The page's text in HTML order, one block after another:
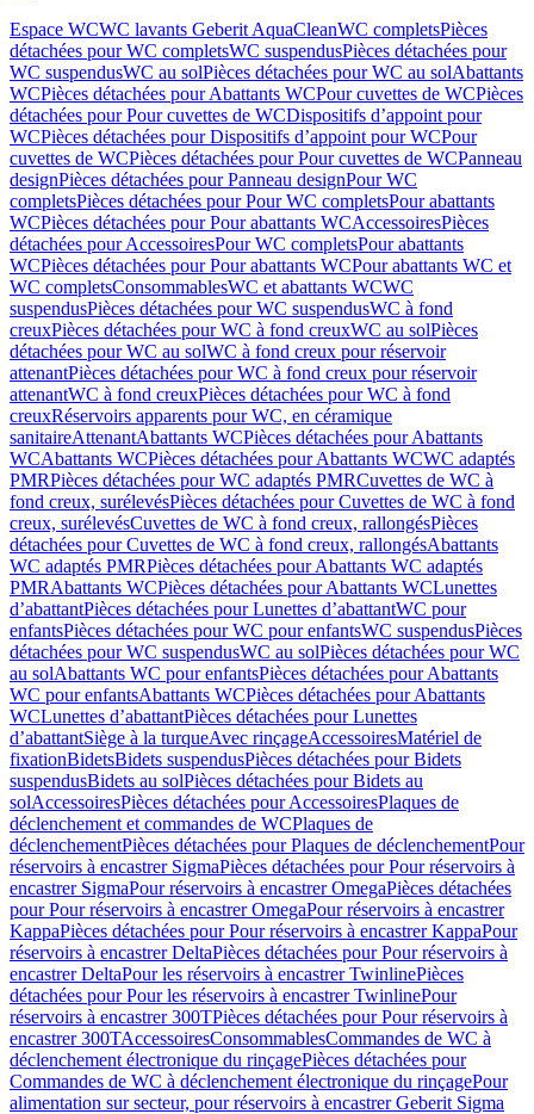
Espace WCWC lavants Geberit AquaCleanWC completsPièces
détachées pour WC completsWC suspendusPièces détachées pour
WC suspendusWC au solPièces détachées pour WC au solAbattants
WCPièces détachées pour Abattants WCPour cuvettes de WCPièces
détachées pour Pour cuvettes de WCDispositifs d’appoint pour
WCPièces détachées pour Dispositifs d’appoint pour WCPour
cuvettes de WCPièces détachées pour Pour cuvettes de WCPanneau
designPièces détachées pour Panneau designPour WC
completsPièces détachées pour Pour WC completsPour abattants
WCPièces détachées pour Pour abattants WCAccessoiresPièces
détachées pour AccessoiresPour WC completsPour abattants
WCPièces détachées pour Pour abattants WCPour abattants WC et
WC completsConsommablesWC et abattants WCWC
suspendusPièces détachées pour WC suspendusWC à fond
creuxPièces détachées pour WC à fond creuxWC au solPièces
détachées pour WC au solWC à fond creux pour réservoir
attenantPièces détachées pour WC à fond creux pour réservoir
attenantWC à fond creuxPièces détachées pour WC à fond
creuxRéservoirs apparents pour WC, en céramique
sanitaireAttenantAbattants WCPièces détachées pour Abattants
WCAbattants WCPièces détachées pour Abattants WCWC adaptés
PMRPièces détachées pour WC adaptés PMRCuvettes de WC à
fond creux, surélevésPièces détachées pour Cuvettes de WC à fond
creux, surélevésCuvettes de WC à fond creux, rallongésPièces
détachées pour Cuvettes de WC à fond creux, rallongésAbattants
WC adaptés PMRPièces détachées pour Abattants WC adaptés
PMRAbattants WCPièces détachées pour Abattants WCLunettes
d’abattantPièces détachées pour Lunettes d’abattantWC pour
enfantsPièces détachées pour WC pour enfantsWC suspendusPièces
détachées pour WC suspendusWC au solPièces détachées pour WC
au solAbattants WC pour enfantsPièces détachées pour Abattants
WC pour enfantsAbattants WCPièces détachées pour Abattants
WCLunettes d’abattantPièces détachées pour Lunettes
d’abattantSiège à la turqueAvec rinçageAccessoiresMatériel de
fixationBidetsBidets suspendusPièces détachées pour Bidets
suspendusBidets au solPièces détachées pour Bidets au
solAccessoiresPièces détachées pour AccessoiresPlaques de
déclenchement et commandes de WCPlaques de
déclenchementPièces détachées pour Plaques de déclenchementPour
réservoirs à encastrer SigmaPièces détachées pour Pour réservoirs à
encastrer SigmaPour réservoirs à encastrer OmegaPièces détachées
pour Pour réservoirs à encastrer OmegaPour réservoirs à encastrer
KappaPièces détachées pour Pour réservoirs à encastrer KappaPour
réservoirs à encastrer DeltaPièces détachées pour Pour réservoirs à
encastrer DeltaPour les réservoirs à encastrer TwinlinePièces
détachées pour Pour les réservoirs à encastrer TwinlinePour
réservoirs à encastrer 300TPièces détachées pour Pour réservoirs à
encastrer 300TAccessoiresConsommablesCommandes de WC à
déclenchement électronique du rinçagePièces détachées pour
Commandes de WC à déclenchement électronique du rinçagePour
alimentation sur secteur, pour réservoirs à encastrer Geberit Sigma